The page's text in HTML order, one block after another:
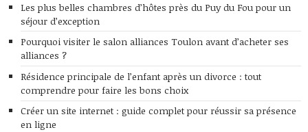
Les plus belles chambres d’hôtes près du Puy du Fou pour un
séjour d’exception
Pourquoi visiter le salon alliances Toulon avant d’acheter ses
alliances ?
Résidence principale de l’enfant après un divorce : tout
comprendre pour faire les bons choix
Créer un site internet : guide complet pour réussir sa présence
en ligne